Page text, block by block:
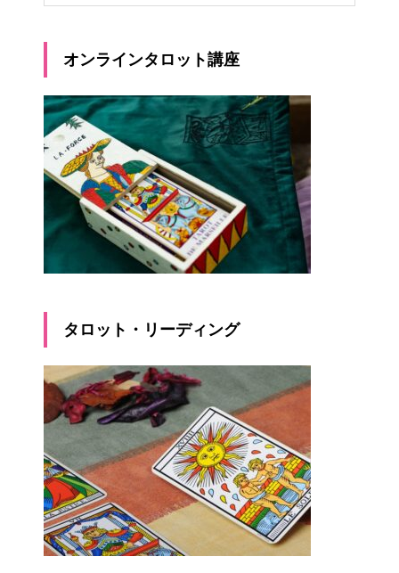
オンラインタロット講座
タロット・リーディング